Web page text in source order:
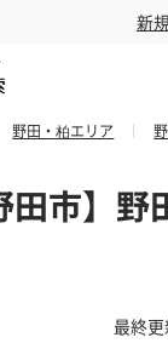
新
野田・柏エリア
田市】
最終